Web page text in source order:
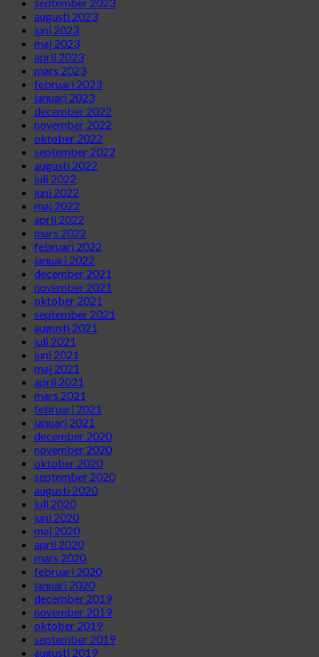
augusti 2023
juni 2023
maj 2023
april 2023
mars 2023
februari 2023
januari 2023
december 2022
november 2022
oktober 2022
september 2022
augusti 2022
juli 2022
juni 2022
maj 2022
april 2022
mars 2022
februari 2022
januari 2022
december 2021
november 2021
oktober 2021
september 2021
augusti 2021
juli 2021
juni 2021
maj 2021
april 2021
mars 2021
februari 2021
januari 2021
december 2020
november 2020
oktober 2020
september 2020
augusti 2020
juli 2020
juni 2020
maj 2020
april 2020
mars 2020
februari 2020
januari 2020
december 2019
november 2019
oktober 2019
september 2019
augusti 2019